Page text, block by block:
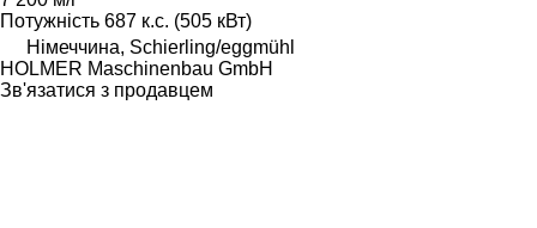
Потужність 687 к.с. (505 кВт)
Німеччина, Schierling/eggmühl
HOLMER Maschinenbau GmbH
Зв'язатися з продавцем